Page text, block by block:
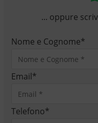
... oppure
Nome e Cognome*
Email*
Telefono*